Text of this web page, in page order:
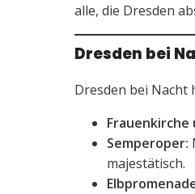
alle, die Dresden
Dresden bei
Dresden bei Nacht
Frauenkirche
Semperoper:
majestätisch.